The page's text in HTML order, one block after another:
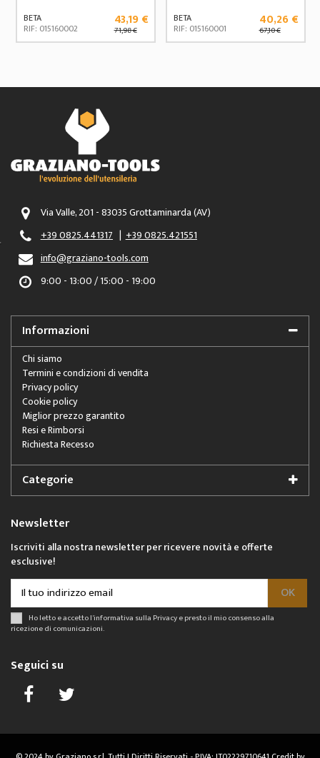
BETA
RIF: 015160002 43,19 €
71,98 €
BETA
RIF: 015160001 40,26 €
67,10 €
Via Valle, 201 - 83035 Grottaminarda (AV)
+39 0825.441317 | +39 0825.421551
info@graziano-tools.com
9:00 - 13:00 / 15:00 - 19:00
Informazioni
Chi siamo
Termini e condizioni di vendita
Privacy policy
Cookie policy
Miglior prezzo garantito
Resi e Rimborsi
Richiesta Recesso
Categorie
Newsletter
Iscriviti alla nostra newsletter per ricevere novità e offerte
esclusive!
Ho letto e accetto l'informativa sulla Privacye presto il mio consenso alla
ricezione di comunicazioni.
Seguici su